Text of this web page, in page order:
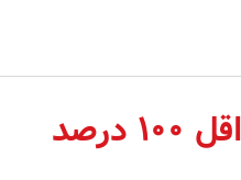
هوپو، یک فرصت سرمایه‌گذاری با حداقل 100 درصد